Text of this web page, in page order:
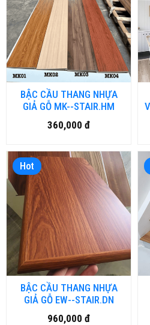
BẬC CẦU THANG NHỰA
GIẢ GỖ MK--STAIR.HM
360,000 đ
Hot
BẬC CẦU THANG NHỰA
GIẢ GỖ EW--STAIR.DN
960,000 đ